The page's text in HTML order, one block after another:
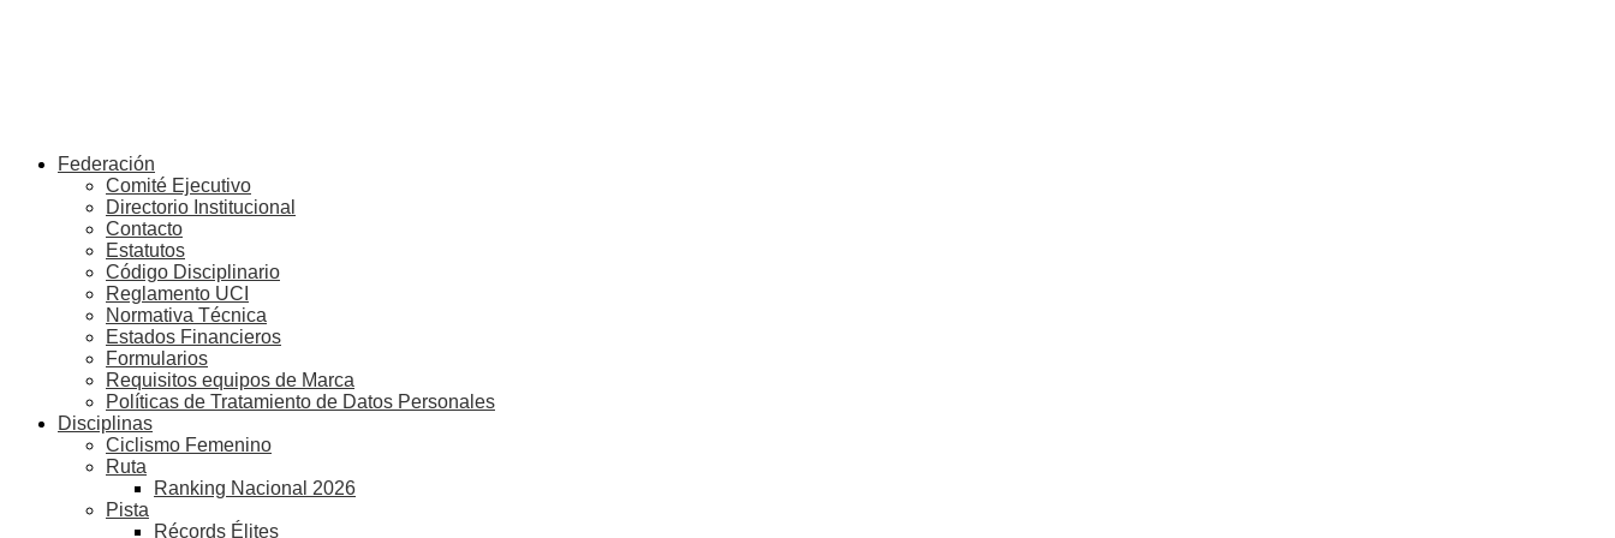
Federación
Comité Ejecutivo
Directorio Institucional
Contacto
Estatutos
Código Disciplinario
Reglamento UCI
Normativa Técnica
Estados Financieros
Formularios
Requisitos equipos de Marca
Políticas de Tratamiento de Datos Personales
Disciplinas
Ciclismo Femenino
Ruta
Ranking Nacional 2026
Pista
Récords Élites